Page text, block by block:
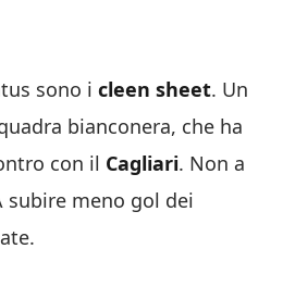
sono i cleen sheet. Un
bianconera, che ha
con il Cagliari. Non a
subire meno gol dei